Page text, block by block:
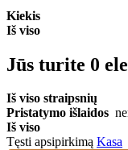
Kiekis
Iš viso
Jūs turite 0
Iš viso straipsnių
Pristatymo išlaidos
Iš viso
Tęsti apsipirkimą Kasa